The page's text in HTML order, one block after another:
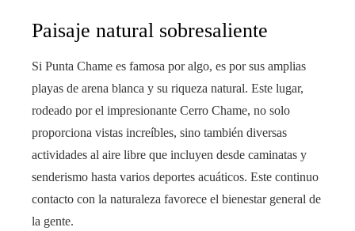
Paisaje natural sobresaliente
Si Punta Chame es famosa por algo, es por sus amplias
playas de arena blanca y su riqueza natural. Este lugar,
rodeado por el impresionante Cerro Chame, no solo
proporciona vistas increíbles, sino también diversas
actividades al aire libre que incluyen desde caminatas y
senderismo hasta varios deportes acuáticos. Este continuo
contacto con la naturaleza favorece el bienestar general de
la gente.